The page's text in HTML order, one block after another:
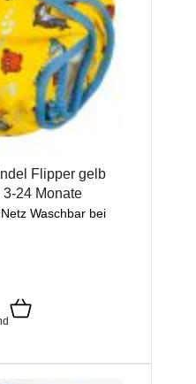
Flipper gelb
24 Monate
Waschbar bei